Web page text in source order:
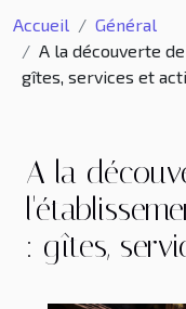
Accueil
Général
A la découverte
gîtes, services et
A la
: gîtes,